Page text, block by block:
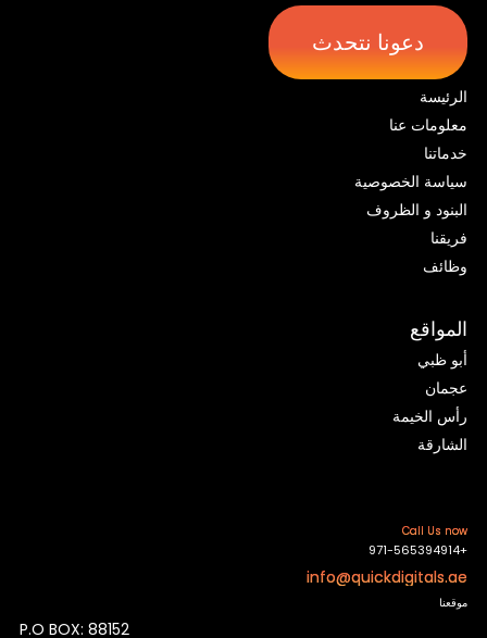
دعونا نتحدث
الرئيسة
معلومات عنا
خدماتنا
سياسة الخصوصية
البنود و الظروف
فريقنا
وظائف
المواقع
أبو ظبي
عجمان
رأس الخيمة
الشارقة
Call Us now
+971-565394914
info@quickdigitals.ae
موقعنا
P.O BOX: 88152